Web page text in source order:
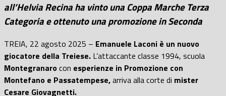
all’Helvia Recina ha vinto una Coppa Marche Terza
Categoria e ottenuto una promozione in Seconda
TREIA, 22 agosto 2025 – Emanuele Laconi è un nuovo
giocatore della Treiese. L’attaccante classe 1994, scuola
Montegranarocon esperienze in Promozione con
Montefano e Passatempese,arriva alla corte di mister
Cesare Giovagnetti.